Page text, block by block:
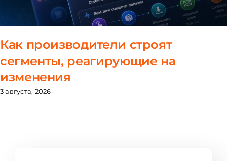
Как производители строят
сегменты, реагирующие на
изменения
3 августа, 2026